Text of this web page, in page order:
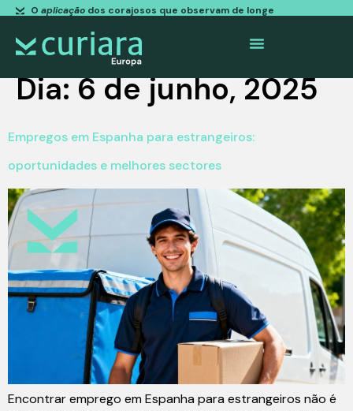
O aplicaçãodos corajosos que observam de longe
Dia:6 de junho, 2025
Empregos em Espanha para estrangeiros:
oportunidades e melhores sectores
Encontrar emprego em Espanha para estrangeiros não é